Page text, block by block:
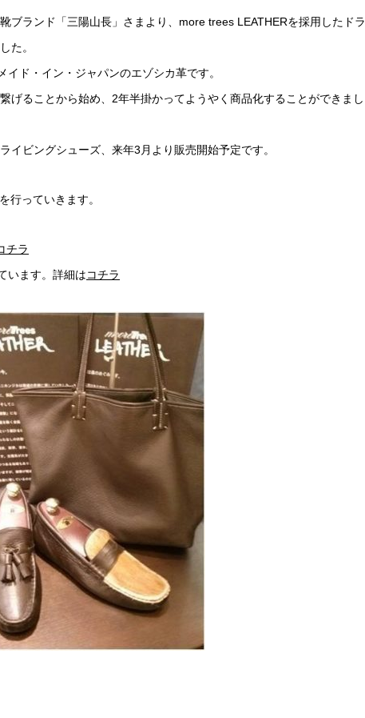
ブランド「三陽山長」さまより、more trees LEATHERを採用したドラ
た。
ド・イン・ジャパンのエゾシカ革です。
げることから始め、2年半掛かってようやく商品化することができまし
イビングシューズ、来年3月より販売開始予定です。
行っていきます。
チラ
います。詳細はコチラ